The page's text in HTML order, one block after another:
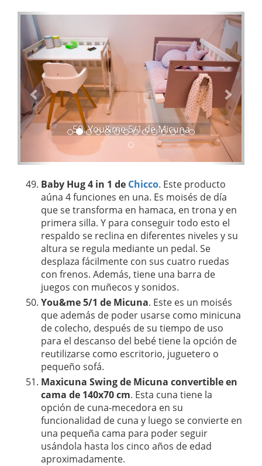
50. You&me 5/1 de Micuna
A
n
t
e
i
o
r
S
i
g
u
i
e
n
t
e
Baby Hug 4 in 1 de Chicco. Este producto
aúna 4 funciones en una. Es moisés de día
que se transforma en hamaca, en trona y en
primera silla. Y para conseguir todo esto el
respaldo se reclina en diferentes niveles y su
altura se regula mediante un pedal. Se
desplaza fácilmente con sus cuatro ruedas
con frenos. Además, tiene una barra de
juegos con muñecos y sonidos.
You&me 5/1 de Micuna. Este es un moisés
que además de poder usarse como minicuna
de colecho, después de su tiempo de uso
para el descanso del bebé tiene la opción de
reutilizarse como escritorio, juguetero o
pequeño sofá.
Maxicuna Swing de Micuna convertible en
cama de 140x70 cm. Esta cuna tiene la
opción de cuna-mecedora en su
funcionalidad de cuna y luego se convierte en
una pequeña cama para poder seguir
usándola hasta los cinco años de edad
aproximadamente.